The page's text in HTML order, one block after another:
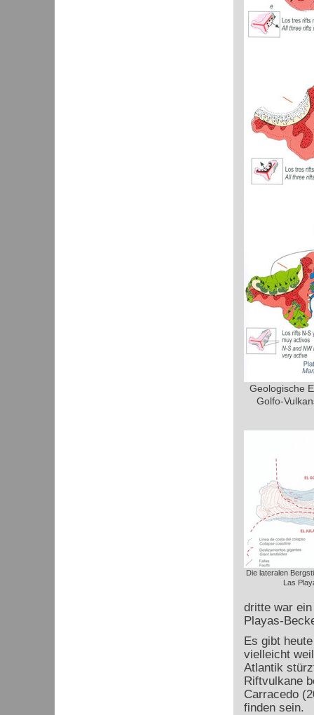
Geologische
Golfo-
Die lateralen
Las
dritte war
Playas-
Es gibt
vielleicht
Atlantik
Riftvulkane
Carracedo
finden sein.